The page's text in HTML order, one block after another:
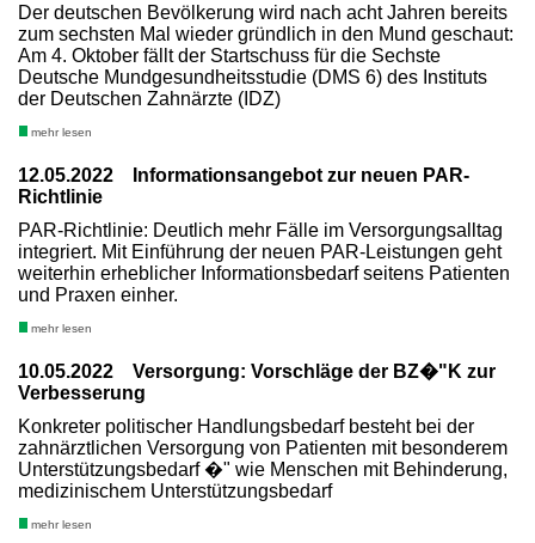
Der deutschen Bevölkerung wird nach acht Jahren bereits
zum sechsten Mal wieder gründlich in den Mund geschaut:
Am 4. Oktober fällt der Startschuss für die Sechste
Deutsche Mundgesundheitsstudie (DMS 6) des Instituts
der Deutschen Zahnärzte (IDZ)
mehr lesen
12.05.2022 Informationsangebot zur neuen PAR-
Richtlinie
PAR-Richtlinie: Deutlich mehr Fälle im Versorgungsalltag
integriert. Mit Einführung der neuen PAR-Leistungen geht
weiterhin erheblicher Informationsbedarf seitens Patienten
und Praxen einher.
mehr lesen
10.05.2022 Versorgung: Vorschläge der BZ�"K zur
Verbesserung
Konkreter politischer Handlungsbedarf besteht bei der
zahnärztlichen Versorgung von Patienten mit besonderem
Unterstützungsbedarf �" wie Menschen mit Behinderung,
medizinischem Unterstützungsbedarf
mehr lesen